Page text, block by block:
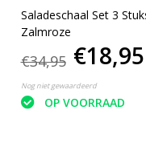
Saladeschaal Set 3
Zalmroze
€34,95 €18,95
Nog niet gewaardeerd
OP VOORRAAD